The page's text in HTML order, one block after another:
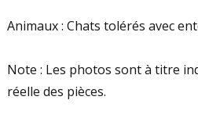
Animaux : Chats tolérés avec
Note : Les photos sont à titre
réelle des pièces.